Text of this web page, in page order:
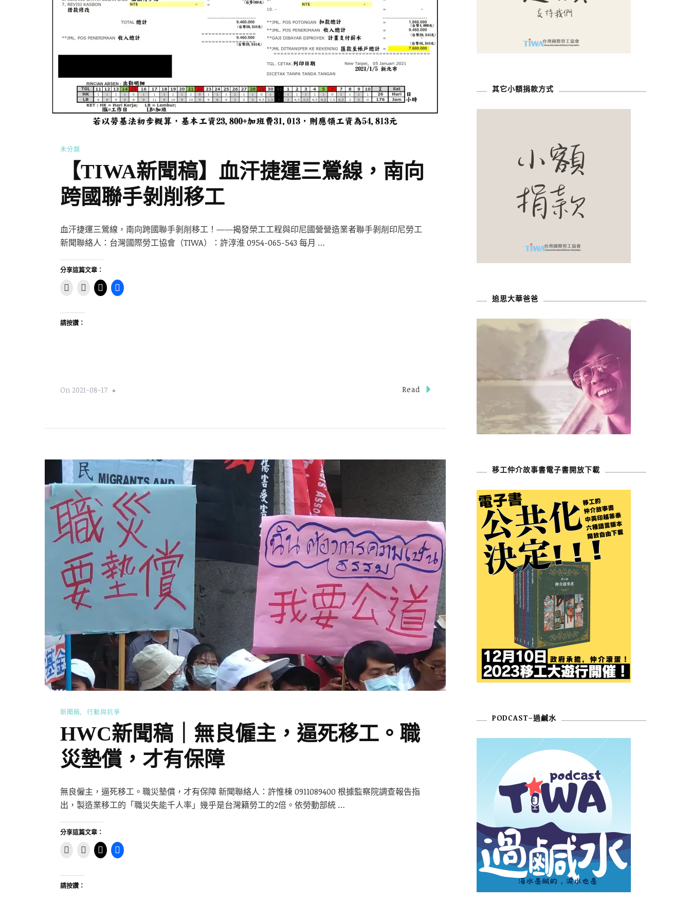
未分類
【TIWA新聞稿】血汗捷運三鶯線，南向
跨國聯手剝削移工
血汗捷運三鶯線，南向跨國聯手剝削移工！——揭發榮工工程與印尼國營營造業者聯手剝削印尼勞工
新聞聯絡人：台灣國際勞工協會（TIWA）：許淳淮 0954-065-543 每月 …
分享這篇文章：
請按讚：
On 2021-08-17 Read
新聞稿 行動與抗爭
HWC新聞稿｜無良僱主，逼死移工。職
災墊償，才有保障
無良僱主，逼死移工。職災墊償，才有保障 新聞聯絡人：許惟棟 0911089400 根據監察院調查報告指
出，製造業移工的「職災失能千人率」幾乎是台灣籍勞工的2倍。依勞動部統 …
分享這篇文章：
請按讚：
其它小額捐款方式
追思大華爸爸
移工仲介故事書電子書開放下載
PODCAST–過鹹水